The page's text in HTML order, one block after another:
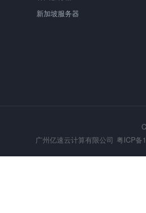
新加坡服务器
广州亿速云计算有限公司 粤ICP备